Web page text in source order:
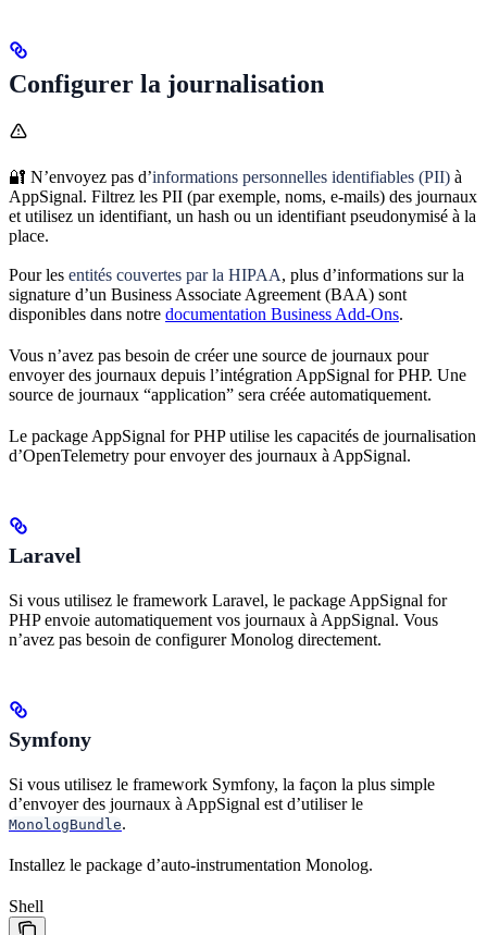
Configurer la journalisation
🔐 N’envoyez pas d’informations personnelles identifiables (PII) à
AppSignal. Filtrez les PII (par exemple, noms, e-mails) des journaux
et utilisez un identifiant, un hash ou un identifiant pseudonymisé à la
place.
Pour les entités couvertes par la HIPAA, plus d’informations sur la
signature d’un Business Associate Agreement (BAA) sont
disponibles dans notre documentation Business Add-Ons.
Vous n’avez pas besoin de créer une source de journaux pour
envoyer des journaux depuis l’intégration AppSignal for PHP. Une
source de journaux “application” sera créée automatiquement.
Le package AppSignal for PHP utilise les capacités de journalisation
d’OpenTelemetry pour envoyer des journaux à AppSignal.
Laravel
Si vous utilisez le framework Laravel, le package AppSignal for
PHP envoie automatiquement vos journaux à AppSignal. Vous
n’avez pas besoin de configurer Monolog directement.
Symfony
Si vous utilisez le framework Symfony, la façon la plus simple
d’envoyer des journaux à AppSignal est d’utiliser le
MonologBundle.
Installez le package d’auto-instrumentation Monolog.
Shell